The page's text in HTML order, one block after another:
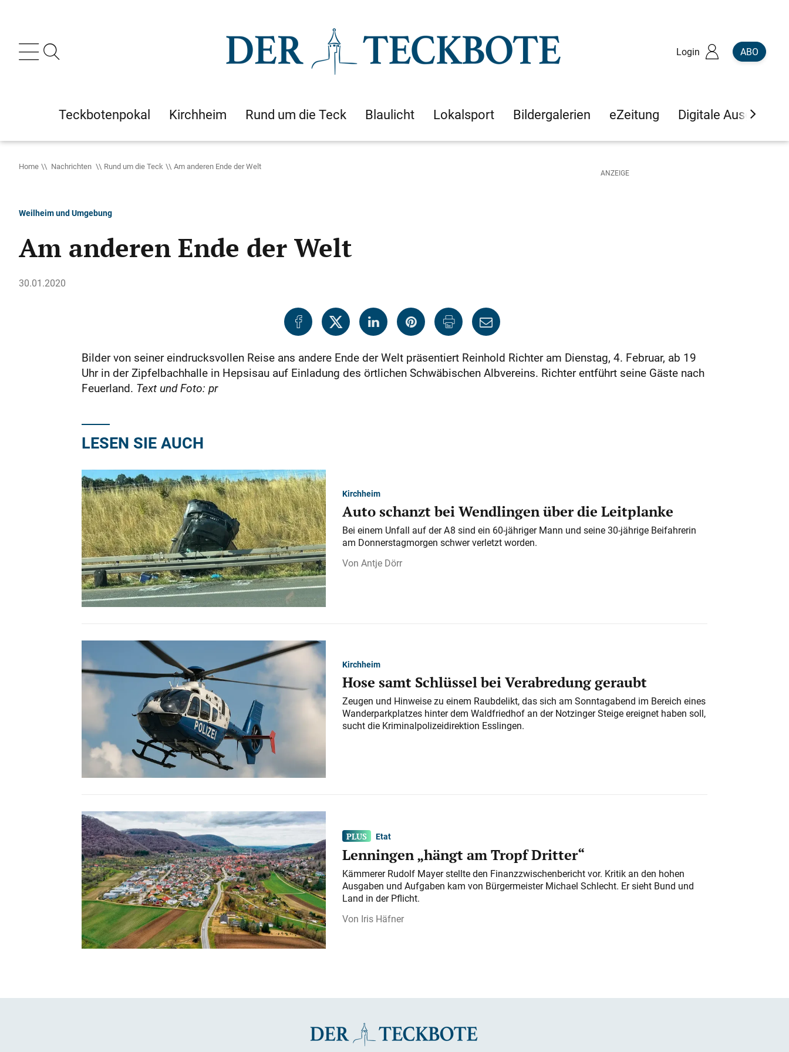
Login ABO
Teckbotenpokal Kirchheim Rund um die Teck Blaulicht Lokalsport Bildergalerien eZeitung Digitale Ausgaben
Home Nachrichten Rund um die Teck Am anderen Ende der Welt
Weilheim und Umgebung
Am anderen Ende der Welt
30.01.2020
Bilder von seiner eindrucksvollen Reise ans andere Ende der Welt präsentiert Reinhold Richter am Dienstag, 4. Februar, ab 19
Uhr in der Zipfelbachhalle in Hepsisau auf Einladung des örtlichen Schwäbischen Albvereins. Richter entführt seine Gäste nach
Feuerland. Text und Foto: pr
LESEN SIE AUCH
Kirchheim
Auto schanzt bei Wendlingen über die Leitplanke
Bei einem Unfall auf der A 8 sind ein 60-jähriger Mann und seine 30-jährige Beifahrerin
am Donnerstagmorgen schwer verletzt worden.
Antje Dörr
Kirchheim
Hose samt Schlüssel bei Verabredung geraubt
Zeugen und Hinweise zu einem Raubdelikt, das sich am Sonntagabend im Bereich eines
Wanderparkplatzes hinter dem Waldfriedhof an der Notzinger Steige ereignet haben soll,
sucht die Kriminalpolizeidirektion Esslingen.
Etat
Lenningen „hängt am Tropf Dritter“
Kämmerer Rudolf Mayer stellte den Finanzzwischenbericht vor. Kritik an den hohen
Ausgaben und Aufgaben kam von Bürgermeister Michael Schlecht. Er sieht Bund und
Land in der Pflicht.
Iris Häfner